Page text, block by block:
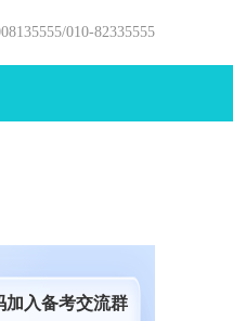
010-82335555
加入备考交流群